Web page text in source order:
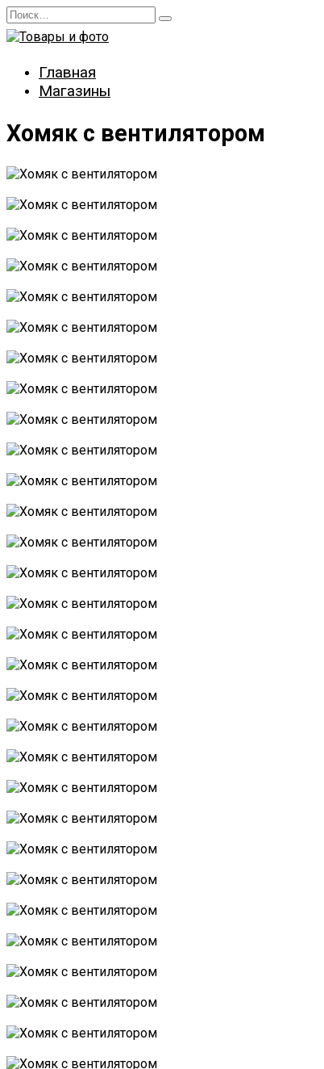
Перейти
к
содержанию
Search
for:
Главная
Магазины
Хомяк с вентилятором